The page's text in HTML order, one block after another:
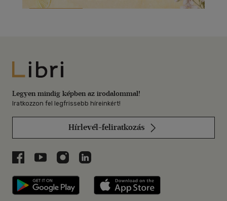
Libri
Legyen mindig képben az irodalommal!
Iratkozzon fel legfrissebb híreinkért!
Hírlevél-feliratkozás
Libri a Facebookon
Libri a Youtube-on
Libri az Instagramon
Libri a LinkedInen
Libri applikáció Szerezd meg: Google